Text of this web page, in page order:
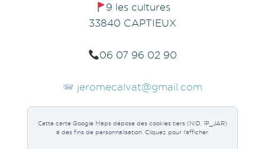
9 les cultures
33840 CAPTIEUX
06 07 96 02 90
jeromecalvat@gmail.com
Cette carte Google Maps dépose des cookies tiers (NID, 1P_JAR)
à des fins de personnalisation. Cliquez pour l'afficher.